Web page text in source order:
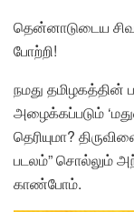
தென்னாடுடைய
போற்றி!
நமது
அழைக்கப்படும்
தெரியுமா?
படலம்” சொல்லும்
காண்போம்.